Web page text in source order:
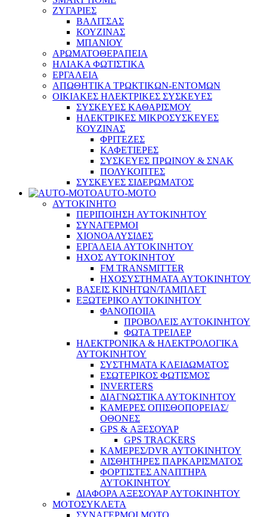
ΖΥΓΑΡΙΕΣ
ΒΑΛΙΤΣΑΣ
ΚΟΥΖΙΝΑΣ
ΜΠΑΝΙΟΥ
ΑΡΩΜΑΤΟΘΕΡΑΠΕΙΑ
ΗΛΙΑΚΑ ΦΩΤΙΣΤΙΚΑ
ΕΡΓΑΛΕΙΑ
ΑΠΩΘΗΤΙΚΑ ΤΡΩΚΤΙΚΩΝ-ΕΝΤΟΜΩΝ
ΟΙΚΙΑΚΕΣ ΗΛΕΚΤΡΙΚΕΣ ΣΥΣΚΕΥΕΣ
ΣΥΣΚΕΥΕΣ ΚΑΘΑΡΙΣΜΟΥ
ΗΛΕΚΤΡΙΚΕΣ ΜΙΚΡΟΣΥΣΚΕΥΕΣ
ΚΟΥΖΙΝΑΣ
ΦΡΙΤΕΖΕΣ
ΚΑΦΕΤΙΕΡΕΣ
ΣΥΣΚΕΥΕΣ ΠΡΩΙΝΟΥ & ΣΝΑΚ
ΠΟΛΥΚΟΠΤΕΣ
ΣΥΣΚΕΥΕΣ ΣΙΔΕΡΩΜΑΤΟΣ
AUTO-MOTO
ΑΥΤΟΚΙΝΗΤΟ
ΠΕΡΙΠΟΙΗΣΗ ΑΥΤΟΚΙΝΗΤΟΥ
ΣΥΝΑΓΕΡΜΟΙ
ΧΙΟΝΟΑΛΥΣΙΔΕΣ
ΕΡΓΑΛΕΙΑ ΑΥΤΟΚΙΝΗΤΟΥ
ΗΧΟΣ ΑΥΤΟΚΙΝΗΤΟΥ
FM TRANSMITTER
ΗΧΟΣΥΣΤΗΜΑΤΑ ΑΥΤΟΚΙΝΗΤΟΥ
ΒΑΣΕΙΣ ΚΙΝΗΤΩΝ/ΤΑΜΠΛΕΤ
ΕΞΩΤΕΡΙΚΟ ΑΥΤΟΚΙΝΗΤΟΥ
ΦΑΝΟΠΟΙΙΑ
ΠΡΟΒΟΛΕΙΣ ΑΥΤΟΚΙΝΗΤΟΥ
ΦΩΤΑ ΤΡΕΙΛΕΡ
ΗΛΕΚΤΡΟΝΙΚΑ & ΗΛΕΚΤΡΟΛΟΓΙΚΑ
ΑΥΤΟΚΙΝΗΤΟΥ
ΣΥΣΤΗΜΑΤΑ ΚΛΕΙΔΩΜΑΤΟΣ
ΕΣΩΤΕΡΙΚΟΣ ΦΩΤΙΣΜΟΣ
INVERTERS
ΔΙΑΓΝΩΣΤΙΚΑ ΑΥΤΟΚΙΝΗΤΟΥ
ΚΑΜΕΡΕΣ ΟΠΙΣΘΟΠΟΡΕΙΑΣ/
ΟΘΟΝΕΣ
GPS & ΑΞΕΣΟΥΑΡ
GPS TRACKERS
ΚΑΜΕΡΕΣ/DVR ΑΥΤΟΚΙΝΗΤΟΥ
ΑΙΣΘΗΤΗΡΕΣ ΠΑΡΚΑΡΙΣΜΑΤΟΣ
ΦΟΡΤΙΣΤΕΣ ΑΝΑΠΤΗΡΑ
ΑΥΤΟΚΙΝΗΤΟΥ
ΔΙΑΦΟΡΑ ΑΞΕΣΟΥΑΡ ΑΥΤΟΚΙΝΗΤΟΥ
ΜΟΤΟΣΥΚΛΕΤΑ